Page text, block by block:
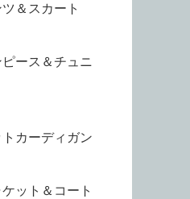
＆スカート
ース＆チュニ
カーディガン
ット＆コート